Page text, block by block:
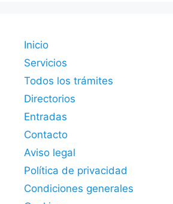
Inicio
Servicios
Todos los trámites
Directorios
Entradas
Contacto
Aviso legal
Política de privacidad
Condiciones generales